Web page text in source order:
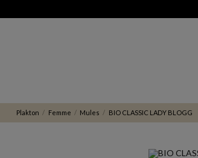
Plakton Femme Mules BIO CLASSIC LADY BLOGG